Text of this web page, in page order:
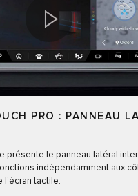
PRO : PANNEAU
présente le panneau latéral
indépendamment aux
l’écran tactile.